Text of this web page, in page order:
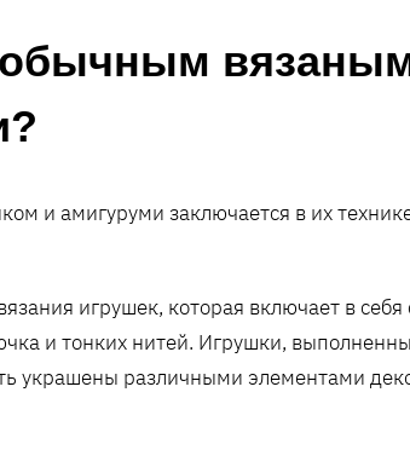
и амигуруми заключается в их
игрушек, которая включает в себя
и тонких нитей. Игрушки,
украшены различными элементами